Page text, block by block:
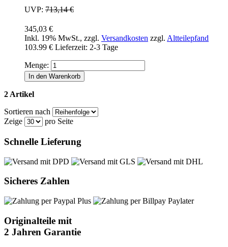
UVP: 713,14 €
345,03 €
Inkl. 19% MwSt., zzgl. Versandkosten zzgl. Altteilepfand
103.99 € Lieferzeit: 2-3 Tage
Menge:
In den Warenkorb
2 Artikel
Sortieren nach
Zeige
pro Seite
Schnelle Lieferung
Sicheres Zahlen
Originalteile mit
2 Jahren Garantie